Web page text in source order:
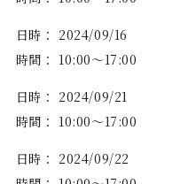
日時： 2024/09/16
時間： 10:00～17:00
日時： 2024/09/21
時間： 10:00～17:00
日時： 2024/09/22